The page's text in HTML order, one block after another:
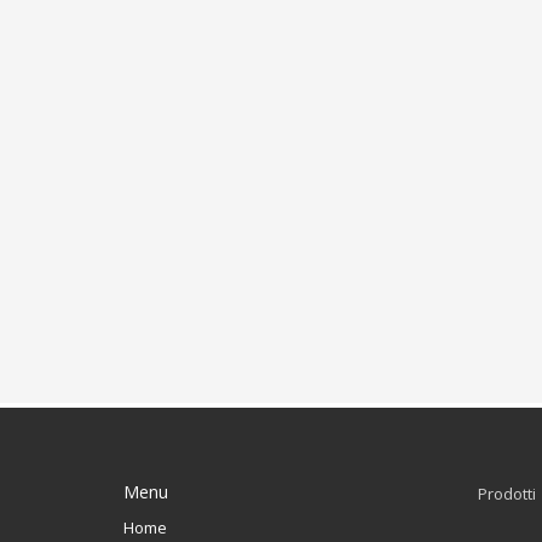
Menu
Home
Prodotti